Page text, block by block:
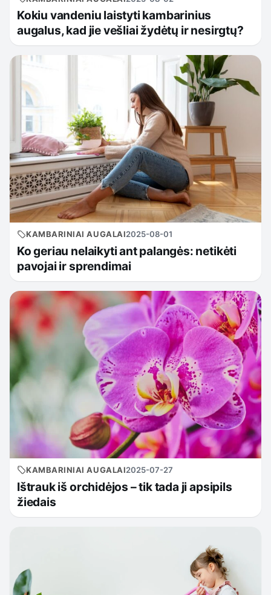
Kokiu vandeniu laistyti kambarinius
augalus, kad jie vešliai žydėtų ir nesirgtų?
KAMBARINIAI AUGALAI2025-08-01
Ko geriau nelaikyti ant palangės: netikėti
pavojai ir sprendimai
KAMBARINIAI AUGALAI2025-07-27
Ištrauk iš orchidėjos – tik tada ji apsipils
žiedais